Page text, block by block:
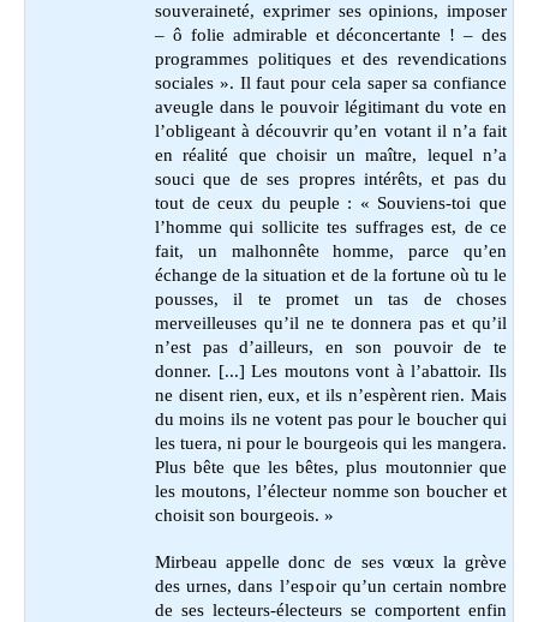
souveraineté, exprimer ses opinions, imposer
– ô folie admirable et déconcertante ! – des
programmes politiques et des revendications
sociales ». Il faut pour cela saper sa confiance
aveugle dans le pouvoir légitimant du vote en
l’obligeant à découvrir qu’en votant il n’a fait
en réalité que choisir un maître, lequel n’a
souci que de ses propres intérêts, et pas du
tout de ceux du peuple : « Souviens-toi que
l’homme qui sollicite tes suffrages est, de ce
fait, un malhonnête homme, parce qu’en
échange de la situation et de la fortune où tu le
pousses, il te promet un tas de choses
merveilleuses qu’il ne te donnera pas et qu’il
n’est pas d’ailleurs, en son pouvoir de te
donner. [...] Les moutons vont à l’abattoir. Ils
ne disent rien, eux, et ils n’espèrent rien. Mais
du moins ils ne votent pas pour le boucher qui
les tuera, ni pour le bourgeois qui les mangera.
Plus bête que les bêtes, plus moutonnier que
les moutons, l’électeur nomme son boucher et
choisit son bourgeois. »
Mirbeau appelle donc de ses vœux la grève
des urnes, dans l’espoir qu’un certain nombre
de ses lecteurs-électeurs se comportent enfin